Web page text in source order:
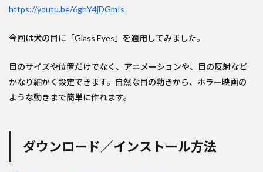
https://youtu.be/6ghY4jDGmIs
今回は犬の目に「Glass Eyes」を適用してみました。
目のサイズや位置だけでなく、アニメーションや、目の反射など
かなり細かく設定できます。自然な目の動きから、ホラー映画の
ような動きまで簡単に作れます。
ダウンロード／インストール方法